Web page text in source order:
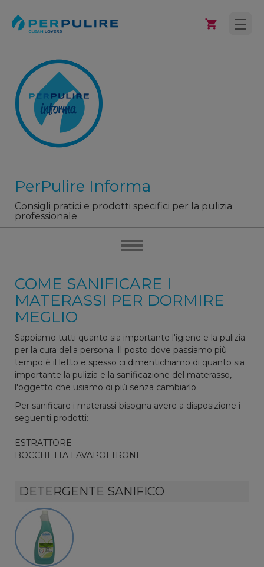
PerPulire Informa
Consigli pratici e prodotti specifici per la pulizia
professionale
COME SANIFICARE I
MATERASSI PER DORMIRE
MEGLIO
Sappiamo tutti quanto sia importante l'igiene e la pulizia
per la cura della persona. Il posto dove passiamo più
tempo è il letto e spesso ci dimentichiamo di quanto sia
importante la pulizia e la sanificazione del materasso,
l'oggetto che usiamo di più senza cambiarlo.
Per sanificare i materassi bisogna avere a disposizione i
seguenti prodotti:
ESTRATTORE
BOCCHETTA LAVAPOLTRONE
DETERGENTE SANIFICO